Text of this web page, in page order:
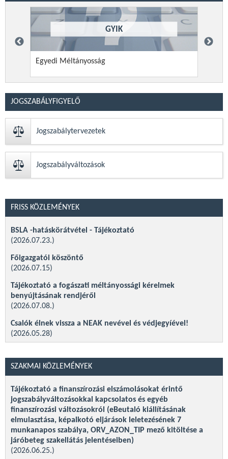
GYIK
Egyedi Méltányosság
JOGSZABÁLYFIGYELŐ
Jogszabálytervezetek
Jogszabályváltozások
FRISS KÖZLEMÉNYEK
BSLA -hatáskörátvétel - Tájékoztató
(2026.07.23.)
Főigazgatói köszöntő
(2026.07.15)
Tájékoztató a fogászati méltányossági kérelmek
benyújtásának rendjéről
(2026.07.08.)
Csalók élnek vissza a NEAK nevével és védjegyíével!
(2026.05.28)
Frissítve
Finanszírozási protokollok társadalmi vitára (frissítve)
(2026.04.02)
Tájékoztató a gyógyító-megelőző ellátások alcím terhére
történő 2026. évi működési támogatás második
részletének kifizetéséről
(2026.03.27.)
SZAKMAI KÖZLEMÉNYEK
Tájékoztató a finanszírozási elszámolásokat érintő
jogszabályváltozásokkal kapcsolatos és egyéb
finanszírozási változásokról (eBeutaló kiállításának
elmulasztása, képalkotó eljárások leletezésének 7
munkanapos szabálya, ORV_AZON_TIP mező kitöltése a
járóbeteg szakellátás jelentéseiben)
(2026.06.25.)